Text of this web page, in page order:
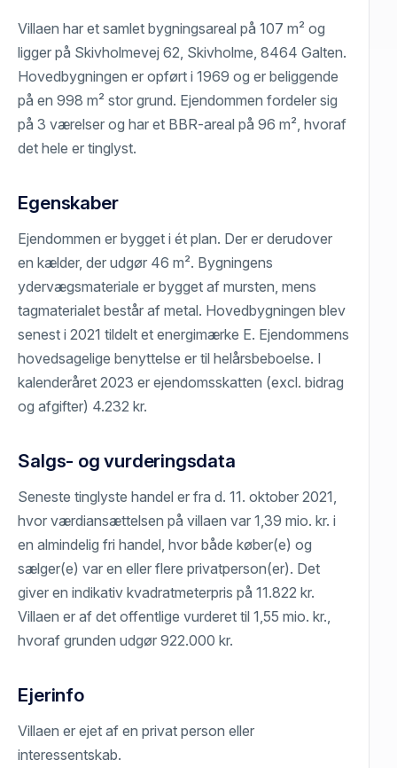
Villaen har et samlet bygningsareal på 107 m² og
ligger på Skivholmevej 62, Skivholme, 8464 Galten.
Hovedbygningen er opført i 1969 og er beliggende
på en 998 m² stor grund. Ejendommen fordeler sig
på 3 værelser og har et BBR-areal på 96 m², hvoraf
det hele er tinglyst.
Egenskaber
Ejendommen er bygget i ét plan. Der er derudover
en kælder, der udgør 46 m². Bygningens
ydervægsmateriale er bygget af mursten, mens
tagmaterialet består af metal. Hovedbygningen blev
senest i 2021 tildelt et energimærke E. Ejendommens
hovedsagelige benyttelse er til helårsbeboelse. I
kalenderåret 2023 er ejendomsskatten (excl. bidrag
og afgifter) 4.232 kr.
Salgs- og vurderingsdata
Seneste tinglyste handel er fra d. 11. oktober 2021,
hvor værdiansættelsen på villaen var 1,39 mio. kr. i
en almindelig fri handel, hvor både køber(e) og
sælger(e) var en eller flere privatperson(er). Det
giver en indikativ kvadratmeterpris på 11.822 kr.
Villaen er af det offentlige vurderet til 1,55 mio. kr.,
hvoraf grunden udgør 922.000 kr.
Ejerinfo
Villaen er ejet af en privat person eller
interessentskab.